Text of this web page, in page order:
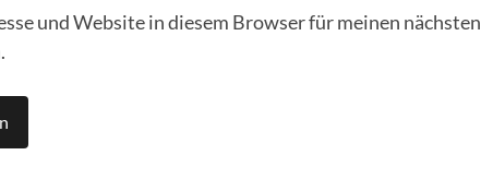
und Website in diesem Browser für meinen nächsten